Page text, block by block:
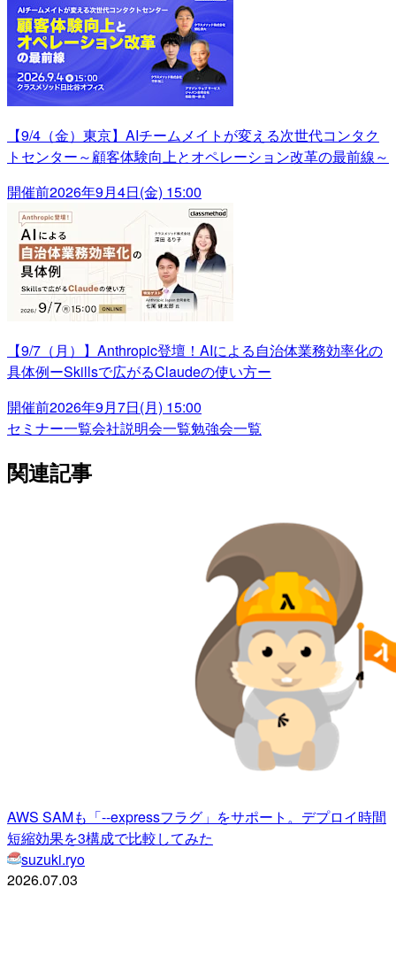
【9/4（金）東京】AIチームメイトが変える次世代コンタク
トセンター～顧客体験向上とオペレーション改革の最前線～
開催前2026年9月4日(金) 15:00
【9/7（月）】Anthropic登壇！AIによる自治体業務効率化の
具体例ーSkillsで広がるClaudeの使い方ー
開催前2026年9月7日(月) 15:00
セミナー一覧会社説明会一覧勉強会一覧
関連記事
AWS SAMも「--expressフラグ」をサポート。デプロイ時間
短縮効果を3構成で比較してみた
suzuki.ryo
2026.07.03